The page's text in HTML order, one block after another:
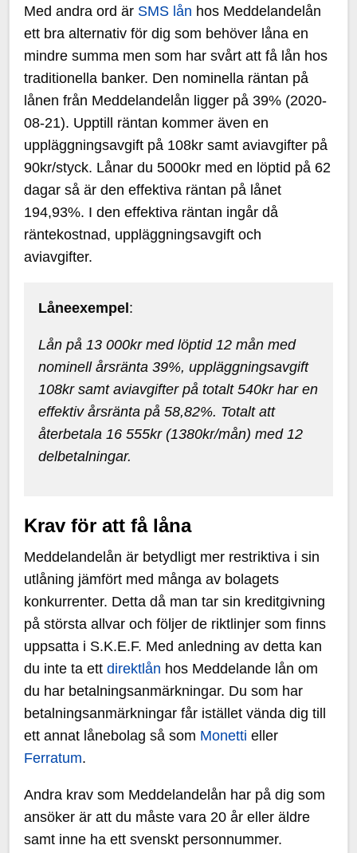
Med andra ord är SMS lån hos Meddelandelån
ett bra alternativ för dig som behöver låna en
mindre summa men som har svårt att få lån hos
traditionella banker. Den nominella räntan på
lånen från Meddelandelån ligger på 39% (2020-
08-21). Upptill räntan kommer även en
uppläggningsavgift på 108kr samt aviavgifter på
90kr/styck. Lånar du 5000kr med en löptid på 62
dagar så är den effektiva räntan på lånet
194,93%. I den effektiva räntan ingår då
räntekostnad, uppläggningsavgift och
aviavgifter.
Låneexempel :
Lån på 13 000kr med löptid 12 mån med
nominell årsränta 39%, uppläggningsavgift
108kr samt aviavgifter på totalt 540kr har en
effektiv årsränta på 58,82%. Totalt att
återbetala 16 555kr (1380kr/mån) med 12
delbetalningar.
Krav för att få låna
Meddelandelån är betydligt mer restriktiva i sin
utlåning jämfört med många av bolagets
konkurrenter. Detta då man tar sin kreditgivning
på största allvar och följer de riktlinjer som finns
uppsatta i S.K.E.F. Med anledning av detta kan
du inte ta ettdirektlån hos Meddelande lån om
du har betalningsanmärkningar. Du som har
betalningsanmärkningar får istället vända dig till
ett annat lånebolag så som Monetti eller
Ferratum.
Andra krav som Meddelandelån har på dig som
ansöker är att du måste vara 20 år eller äldre
samt inne ha ett svenskt personnummer.